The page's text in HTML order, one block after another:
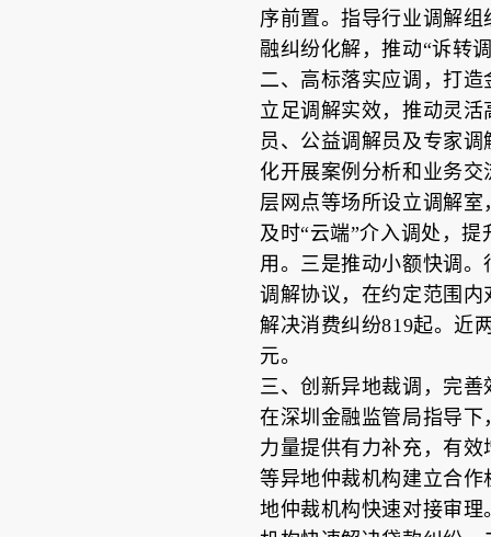
序前置。指导行业调解
融纠纷化解，推动“诉转
二、高标落实应调，打造
立足调解实效，推动灵
员、公益调解员及专家
化开展案例分析和业务
层网点等场所设立调解
及时“云端”介入调处，
用。三是推动小额快调
调解协议，在约定范围
解决消费纠纷819起。近
元。
三、创新异地裁调，完善
在深圳金融监管局指导
力量提供有力补充，有
等异地仲裁机构建立合
地仲裁机构快速对接审